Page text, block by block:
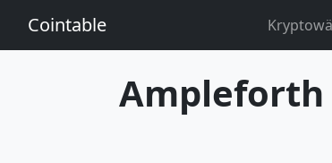
Cointable
Ampleforth